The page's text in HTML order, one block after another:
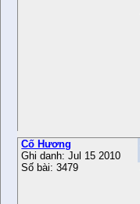
Cố Hương
Ghi danh: Jul 15 2010
Số bài: 3479